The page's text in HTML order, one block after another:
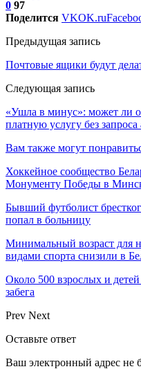
0 97
Поделится VKOK.ru
Предыдущая запись
Почтовые ящики будут
Следующая запись
«Ушла в минус»: может ли
платную услугу без запроса
Вам также могут
Хоккейное сообщество
Монументу Победы в
Бывший футболист
попал в больницу
Минимальный возраст для
видами спорта снизили в
Около 500 взрослых и
забега
Prev Next
Оставьте ответ
Ваш электронный адрес не